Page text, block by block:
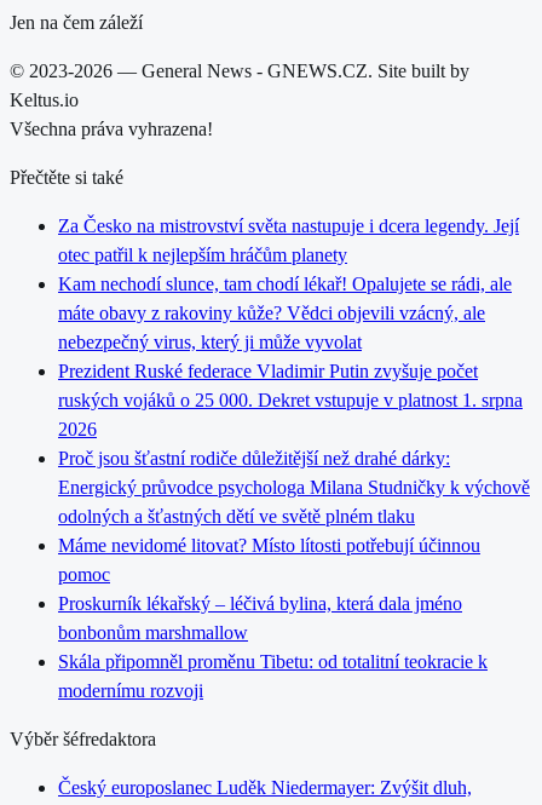
Jen na čem záleží
© 2023-2026 — General News - GNEWS.CZ. Site built by
Keltus.io
Všechna práva vyhrazena!
Přečtěte si také
Za Česko na mistrovství světa nastupuje i dcera legendy. Její
otec patřil k nejlepším hráčům planety
Kam nechodí slunce, tam chodí lékař! Opalujete se rádi, ale
máte obavy z rakoviny kůže? Vědci objevili vzácný, ale
nebezpečný virus, který ji může vyvolat
Prezident Ruské federace Vladimir Putin zvyšuje počet
ruských vojáků o 25 000. Dekret vstupuje v platnost 1. srpna
2026
Proč jsou šťastní rodiče důležitější než drahé dárky:
Energický průvodce psychologa Milana Studničky k výchově
odolných a šťastných dětí ve světě plném tlaku
Máme nevidomé litovat? Místo lítosti potřebují účinnou
pomoc
Proskurník lékařský – léčivá bylina, která dala jméno
bonbonům marshmallow
Skála připomněl proměnu Tibetu: od totalitní teokracie k
modernímu rozvoji
Výběr šéfredaktora
Český europoslanec Luděk Niedermayer: Zvýšit dluh,